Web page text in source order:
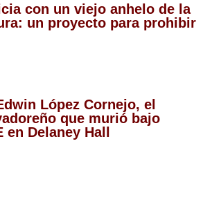
con un viejo anhelo de la
un proyecto para prohibir
López Cornejo, el
que murió bajo
en Delaney Hall